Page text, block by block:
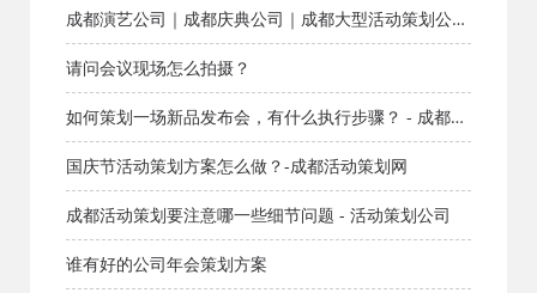
成都演艺公司｜成都庆典公司｜成都大型活动策划公司
高难度项目承接能力分析
请问会议现场怎么拍摄？
如何策划一场新品发布会，有什么执行步骤？ - 成都文
化
国庆节活动策划方案怎么做？-成都活动策划网
成都活动策划要注意哪一些细节问题 - 活动策划公司
谁有好的公司年会策划方案